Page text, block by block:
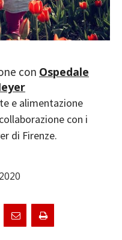
Ospedale
e alimentazione
con i
di Firenze.